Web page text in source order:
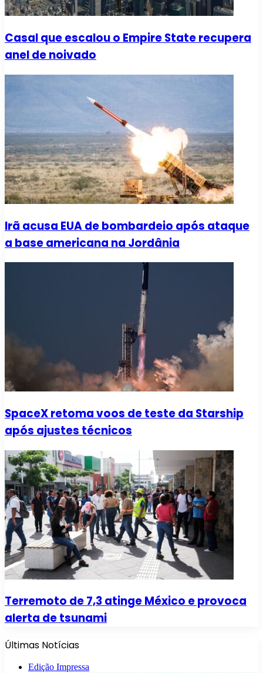
Casal que escalou o Empire State recupera
anel de noivado
Irã acusa EUA de bombardeio após ataque
a base americana na Jordânia
SpaceX retoma voos de teste da Starship
após ajustes técnicos
Terremoto de 7,3 atinge México e provoca
alerta de tsunami
Últimas Notícias
Edição Impressa